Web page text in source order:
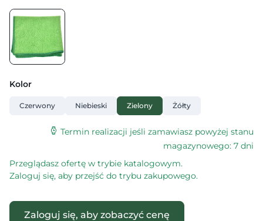
Kolor
Czerwony Niebieski Zielony Żółty
Termin realizacji jeśli zamawiasz powyżej stanu
magazynowego: 7 dni
Przeglądasz ofertę w trybie katalogowym.
Zaloguj się, aby przejść do trybu zakupowego.
Zaloguj się, aby zobaczyć cenę